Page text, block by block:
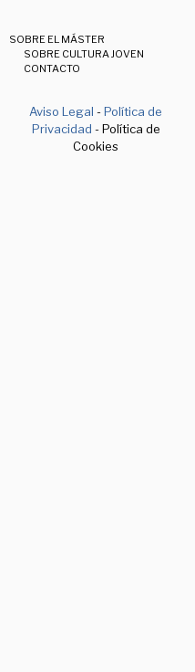
SOBRE EL MÁSTER
SOBRE CULTURA JOVEN
CONTACTO
Aviso Legal -Política de
Privacidad - Política de
Cookies